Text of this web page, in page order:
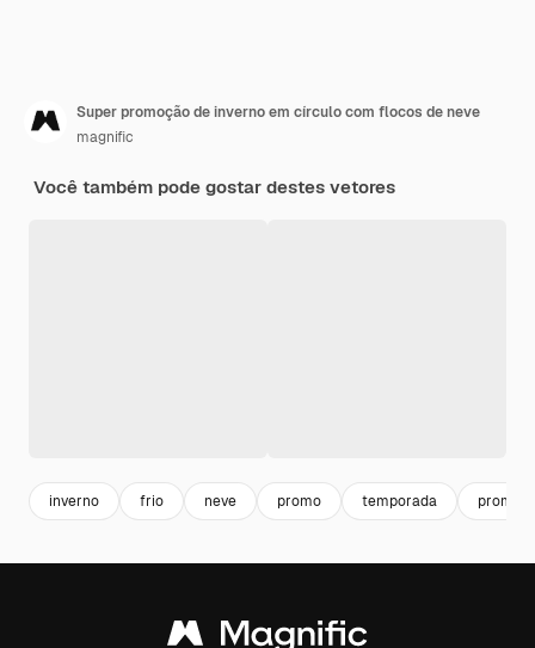
Super promoção de inverno em círculo com flocos de neve
magnific
Você também pode gostar destes vetores
inverno frio neve promo temporada